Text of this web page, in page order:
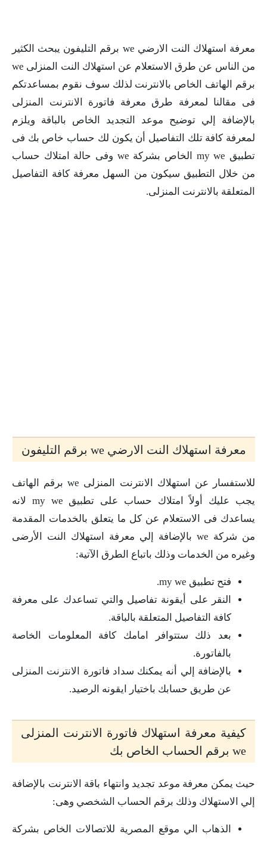
معرفة استهلاك النت الارضي we برقم التليفون يبحث الكثير
من الناس عن طرق الاستعلام عن استهلاك النت المنزلى we
برقم الهاتف الخاص بالانترنت لذلك سوف نقوم بمساعدتكم
فى مقالنا لمعرفة طرق معرفة فاتورة الانترنت المنزلى
بالإضافة إلي توضيح موعد التجديد الخاص بالباقة ويلزم
لمعرفة كافة تلك التفاصيل أن يكون لك حساب خاص بك فى
تطبيق my we الخاص بشركة we وفى حالة امتلاك حساب
من خلال التطبيق سيكون من السهل معرفة كافة التفاصيل
المتعلقة بالانترنت المنزلى.
معرفة استهلاك النت الارضي we برقم التليفون
للاستفسار عن استهلاك الانترنت المنزلى we برقم الهاتف
يجب عليك أولاً امتلاك حساب على تطبيق my we لانه
يساعدك فى الاستعلام عن كل ما يتعلق بالخدمات المقدمة
من شركة we بالإضافة إلي معرفة استهلاك النت الأرضى
وغيره من الخدمات وذلك باتباع الطرق الآتية:
فتح تطبيق my we.
النقر على أيقونة تفاصيل والتي تساعدك على معرفة
كافة التفاصيل المتعلقة بالباقة.
بعد ذلك ستتوافر امامك كافة المعلومات الخاصة
بالفاتورة.
بالإضافة إلي أنه يمكنك سداد فاتورة الانترنت المنزلى
عن طريق حسابك باختيار ايقونه الرصيد.
كيفية معرفة استهلاك فاتورة الانترنت المنزلى
we برقم الحساب الخاص بك
حيث يمكن معرفة موعد تجديد وانتهاء باقة الانترنت بالإضافة
إلي الاستهلاك وذلك برقم الحساب الشخصي وهى:
الذهاب الي موقع المصرية للاتصالات الخاص بشركة